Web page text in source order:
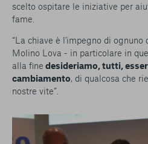
scelto ospitare le iniziative per
fame.
“La chiave è l'impegno di ognuno
Molino Lova - in particolare in
alla fine desideriamo, tutti,
cambiamento, di qualcosa che
nostre vite”.